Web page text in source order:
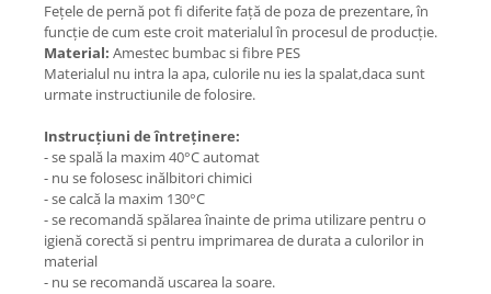
Fețele de pernă pot fi diferite față de poza de prezentare, în
funcție de cum este croit materialul în procesul de producție.
Material: Amestec bumbac si fibre PES
Materialul nu intra la apa, culorile nu ies la spalat,daca sunt
urmate instructiunile de folosire.
Instrucțiuni de întreținere:
- se spală la maxim 40°C automat
- nu se folosesc inălbitori chimici
- se calcă la maxim 130°C
- se recomandă spălarea înainte de prima utilizare pentru o
igienă corectă si pentru imprimarea de durata a culorilor in
material
- nu se recomandă uscarea la soare.